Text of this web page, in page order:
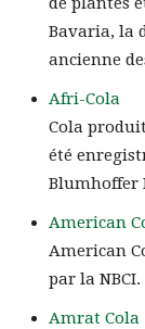
Bavaria, la
ancienne
Afri-Cola
Cola
été
Blumhoffer
American
American
par la NBCI.
Amrat Cola